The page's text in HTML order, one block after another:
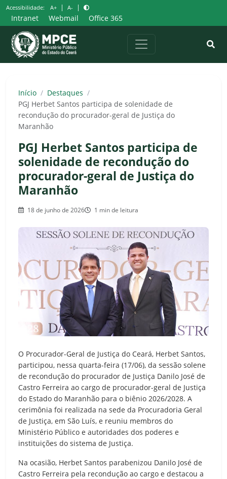
Pular
para
o
conteúdo
Acessibilidade: A+ | A- |
Intranet Webmail Office 365
Início / Destaques /
PGJ Herbet Santos participa de solenidade de
recondução do procurador-geral de Justiça do
Maranhão
PGJ Herbet Santos participa de
solenidade de recondução do
procurador-geral de Justiça do
Maranhão
18 de junho de 2026 1 min de leitura
O Procurador-Geral de Justiça do Ceará, Herbet Santos,
participou, nessa quarta-feira (17/06), da sessão solene
de recondução do procurador de Justiça Danilo José de
Castro Ferreira ao cargo de procurador-geral de Justiça
do Estado do Maranhão para o biênio 2026/2028. A
cerimônia foi realizada na sede da Procuradoria Geral
de Justiça, em São Luís, e reuniu membros do
Ministério Público e autoridades dos poderes e
instituições do sistema de Justiça.
Na ocasião, Herbet Santos parabenizou Danilo José de
Castro Ferreira pela recondução ao cargo e destacou a